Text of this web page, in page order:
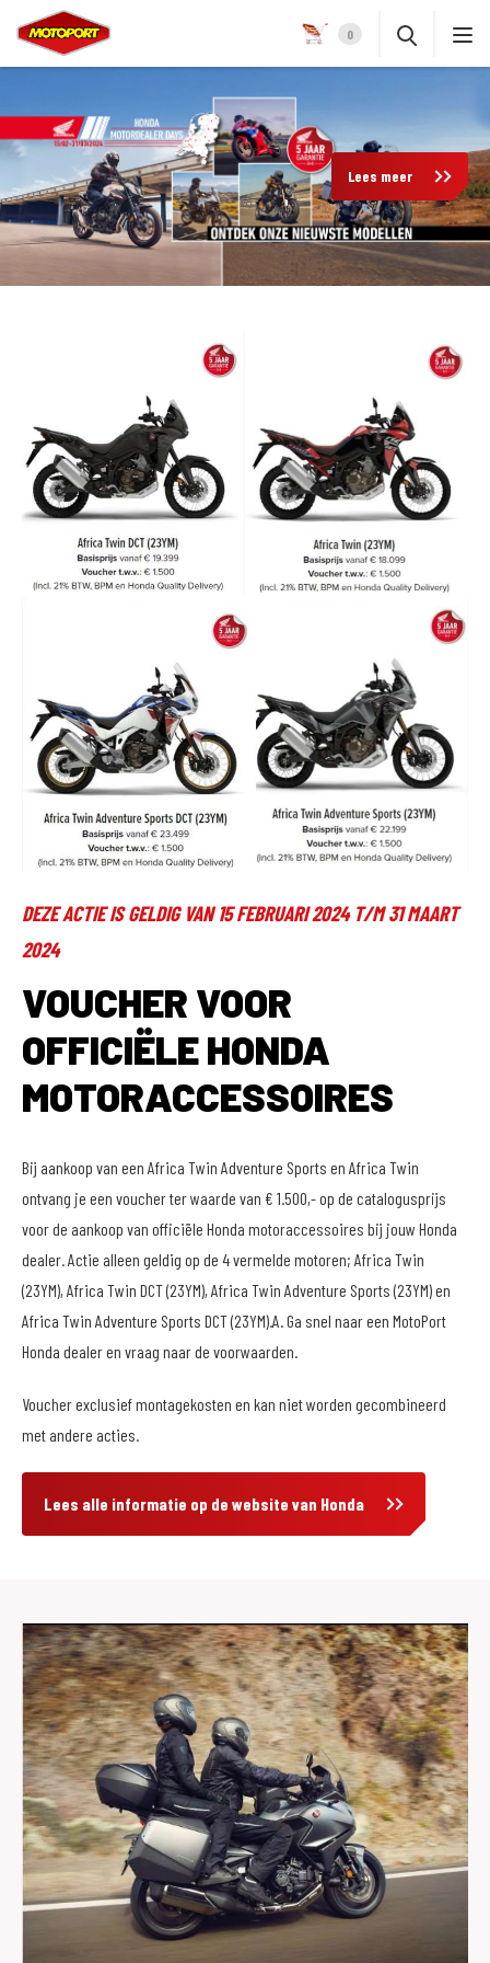
0
Lees meer
DEZE ACTIE IS GELDIG VAN 15 FEBRUARI 2024 T/M 31 MAART
2024
VOUCHER VOOR
OFFICIËLE HONDA
MOTORACCESSOIRES
Bij aankoop van een Africa Twin Adventure Sports en Africa Twin
ontvang je een voucher ter waarde van € 1.500,- op de catalogusprijs
voor de aankoop van officiële Honda motoraccessoires bij jouw Honda
dealer. Actie alleen geldig op de 4 vermelde motoren; Africa Twin
(23YM), Africa Twin DCT (23YM), Africa Twin Adventure Sports (23YM) en
Africa Twin Adventure Sports DCT (23YM).A. Ga snel naar een MotoPort
Honda dealer en vraag naar de voorwaarden.
Voucher exclusief montagekosten en kan niet worden gecombineerd
met andere acties.
Lees alle informatie op de website van Honda